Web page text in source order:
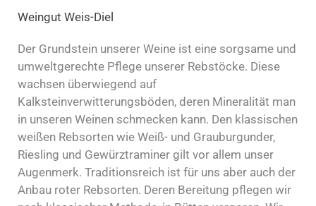
Weingut Weis-Diel
Der Grundstein unserer Weine ist eine sorgsame und
umweltgerechte Pflege unserer Rebstöcke. Diese
wachsen überwiegend auf
Kalksteinverwitterungsböden, deren Mineralität man
in unseren Weinen schmecken kann. Den klassischen
weißen Rebsorten wie Weiß- und Grauburgunder,
Riesling und Gewürztraminer gilt vor allem unser
Augenmerk. Traditionsreich ist für uns aber auch der
Anbau roter Rebsorten. Deren Bereitung pflegen wir